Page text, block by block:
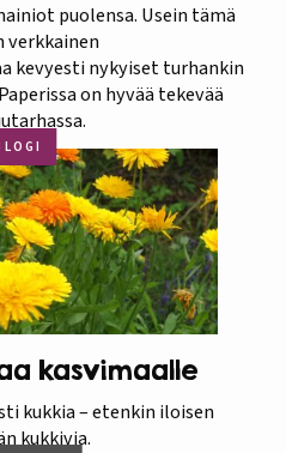
puolensa. Usein tämä
verkkainen
kevyesti nykyiset turhankin
on hyvää tekevää
kasvimaalle
kukkia – etenkin iloisen
kukkivia.